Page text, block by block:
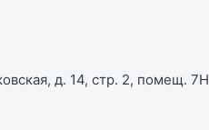
д. 14, стр. 2, помещ. 7Н